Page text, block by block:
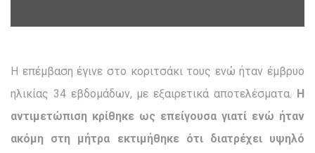
Η επέμβαση έγινε στο κοριτσάκι τους ενώ ήταν έμβρυο
ηλικίας 34 εβδομάδων, με εξαιρετικά αποτελέσματα. Η
αντιμετώπιση κρίθηκε ως επείγουσα γιατί ενώ ήταν
ακόμη στη μήτρα εκτιμήθηκε ότι διατρέχει υψηλό